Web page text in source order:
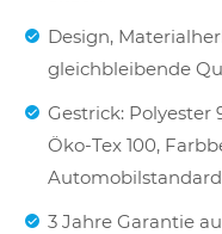
Design,
gleichbleibende
Gestrick: Polyester
Öko-Tex 100,
3 Jahre Garantie